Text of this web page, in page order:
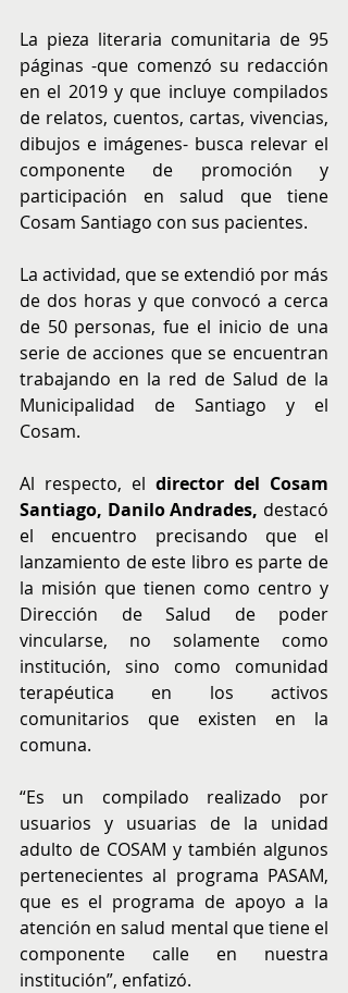
La pieza literaria comunitaria de 95
páginas -que comenzó su redacción
en el 2019 y que incluye compilados
de relatos, cuentos, cartas, vivencias,
dibujos e imágenes- busca relevar el
componente de promoción y
participación en salud que tiene
Cosam Santiago con sus pacientes.
La actividad, que se extendió por más
de dos horas y que convocó a cerca
de 50 personas, fue el inicio de una
serie de acciones que se encuentran
trabajando en la red de Salud de la
Municipalidad de Santiago y el
Cosam.
Al respecto, el director del Cosam
Santiago, Danilo Andrades, destacó
el encuentro precisando que el
lanzamiento de este libro es parte de
la misión que tienen como centro y
Dirección de Salud de poder
vincularse, no solamente como
institución, sino como comunidad
terapéutica en los activos
comunitarios que existen en la
comuna.
“Es un compilado realizado por
usuarios y usuarias de la unidad
adulto de COSAM y también algunos
pertenecientes al programa PASAM,
que es el programa de apoyo a la
atención en salud mental que tiene el
componente calle en nuestra
institución”, enfatizó.